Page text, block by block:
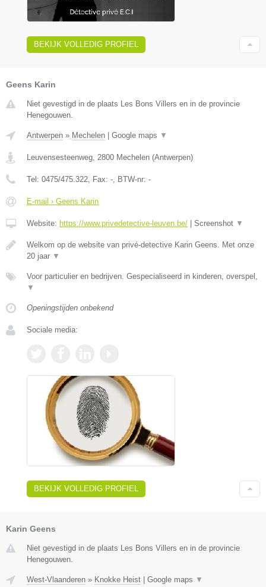
BEKIJK VOLLEDIG PROFIEL
Geens Karin
Niet gevestigd in de plaats Les Bons Villers en in de provincie
Henegouwen.
Antwerpen » Mechelen | Google maps ▼
Leuvensesteenweg 2800 Mechelen (Antwerpen)
Tel: 0475/475.322 , Fax: - , BTW-nr: -
E-mail › Geens Karin
Website: https://www.privedetective-leuven.be/ | Screenshot ▼
Welkom op de website van privé-detective Karin Geens. Met onze
20 jaar ▼
Voor particulier en bedrijven. Gespecialiseerd in kinderen, overspel,
▼
Openingstijden onbekend
Sociale media:
BEKIJK VOLLEDIG PROFIEL
Karin Geens
Niet gevestigd in de plaats Les Bons Villers en in de provincie
Henegouwen.
West-Vlaanderen » Knokke Heist Google maps ▼